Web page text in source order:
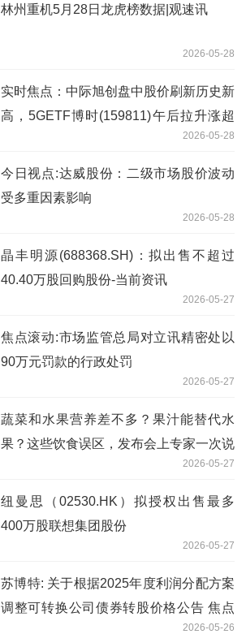
林州重机5月28日龙虎榜数据|观速讯
2026-05-28
实时焦点：中际旭创盘中股价刷新历史新
高，5GETF博时(159811)午后拉升涨超
2026-05-28
今日视点:达威股份：二级市场股价波动
受多重因素影响
2026-05-28
晶丰明源(688368.SH)：拟出售不超过
40.40万股回购股份-当前资讯
2026-05-27
焦点滚动:市场监管总局对立讯精密处以
90万元罚款的行政处罚
2026-05-27
蔬菜和水果营养差不多？果汁能替代水
果？这些饮食误区，发布会上专家一次说
2026-05-27
纽曼思（02530.HK）拟授权出售最多
400万股联想集团股份
2026-05-27
苏博特: 关于根据2025年度利润分配方案
调整可转换公司债券转股价格公告 焦点
2026-05-26